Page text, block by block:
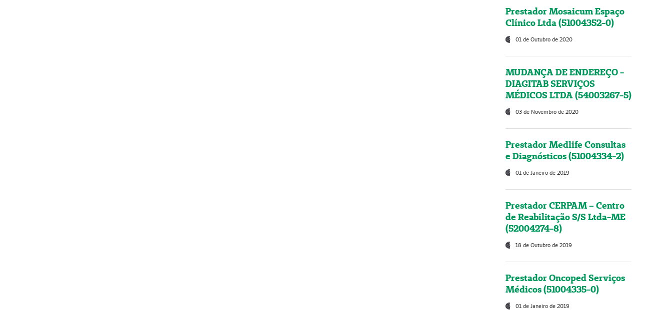
Prestador Mosaicum Espaço
Clínico Ltda (51004352-0)
01 de Outubro de 2020
MUDANÇA DE ENDEREÇO -
DIAGITAB SERVIÇOS
MÉDICOS LTDA (54003267-5)
03 de Novembro de 2020
Prestador Medlife Consultas
e Diagnósticos (51004334-2)
01 de Janeiro de 2019
Prestador CERPAM – Centro
de Reabilitação S/S Ltda-ME
(52004274-8)
18 de Outubro de 2019
Prestador Oncoped Serviços
Médicos (51004335-0)
01 de Janeiro de 2019